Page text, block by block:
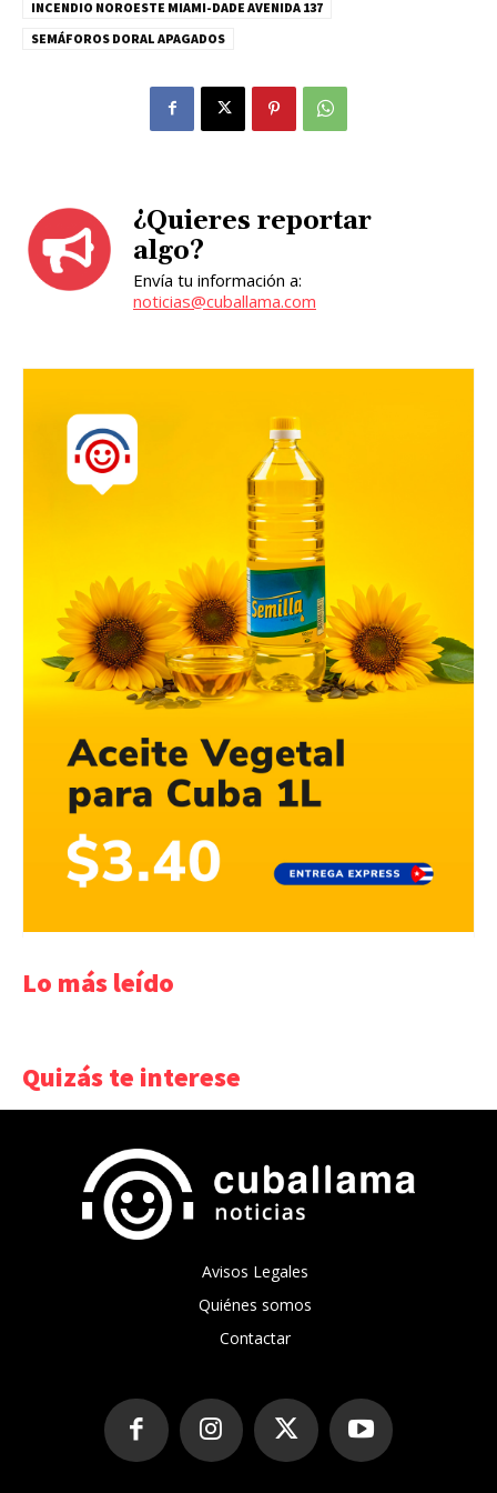
INCENDIO NOROESTE MIAMI-DADE AVENIDA 137
SEMÁFOROS DORAL APAGADOS
¿Quieres reportar
algo?
Envía tu información a:
noticias@cuballama.com
Lo más leído
Quizás te interese
Avisos Legales
Quiénes somos
Contactar